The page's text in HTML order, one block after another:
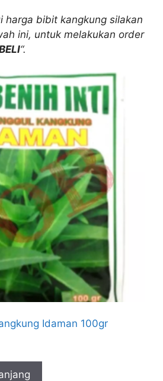
harga bibit kangkung silakan
ini, untuk melakukan order
“.
Idaman 100gr